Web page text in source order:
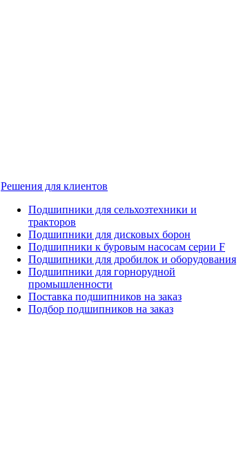
Решения для клиентов
Подшипники для сельхозтехники и
тракторов
Подшипники для дисковых борон
Подшипники к буровым насосам серии F
Подшипники для дробилок и оборудования
Подшипники для горнорудной
промышленности
Поставка подшипников на заказ
Подбор подшипников на заказ